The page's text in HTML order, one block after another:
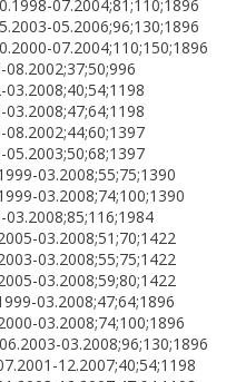
07.2004;81;110;1896
05.2006;96;130;1896
07.2004;110;150;1896
08.2002;37;50;996
03.2008;40;54;1198
03.2008;47;64;1198
08.2002;44;60;1397
05.2003;50;68;1397
03.2008;55;75;1390
03.2008;74;100;1390
03.2008;85;116;1984
03.2008;51;70;1422
03.2008;55;75;1422
03.2008;59;80;1422
03.2008;47;64;1896
03.2008;74;100;1896
03.2008;96;130;1896
12.2007;40;54;1198